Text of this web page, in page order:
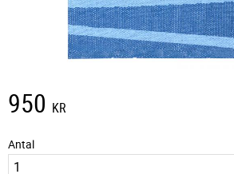
950 KR
Antal